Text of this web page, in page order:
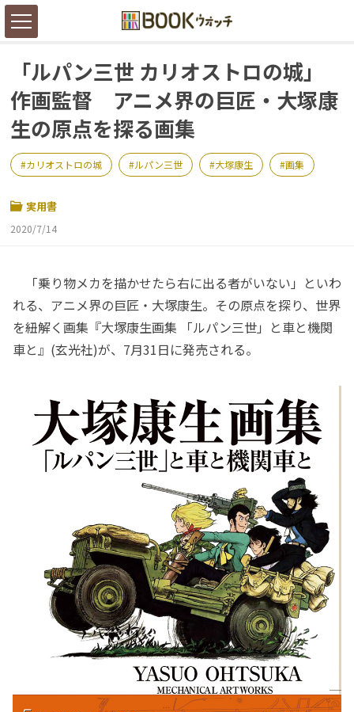
「ルパン三世 カリオストロの城」
作画監督 アニメ界の巨匠・大塚康
生の原点を探る画集
カリオストロの城 ルパン三世 大塚康生 画集
実用書
2020/7/14
「乗り物メカを描かせたら右に出る者がいない」といわ
れる、アニメ界の巨匠・大塚康生。その原点を探り、世界
を紐解く画集『大塚康生画集 「ルパン三世」と車と機関
車と』(玄光社)が、7月31日に発売される。